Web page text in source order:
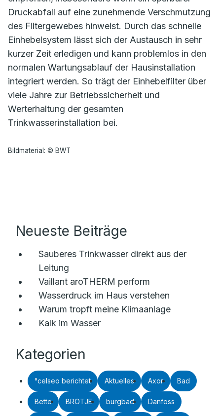
Druckabfall auf eine zunehmende Verschmutzung
des Filtergewebes hinweist. Durch das schnelle
Einhebelsystem lässt sich der Austausch in sehr
kurzer Zeit erledigen und kann problemlos in den
normalen Wartungsablauf der Hausinstallation
integriert werden. So trägt der Einhebelfilter über
viele Jahre zur Betriebssicherheit und
Werterhaltung der gesamten
Trinkwasserinstallation bei.
Bildmaterial: © BWT
Neueste Beiträge
Sauberes Trinkwasser direkt aus der
Leitung
Vaillant aroTHERM perform
Wasserdruck im Haus verstehen
Warum tropft meine Klimaanlage
Kalk im Wasser
Kategorien
°celseo berichtet Aktuelles Axor Bad
Bette BRÖTJE burgbad Danfoss